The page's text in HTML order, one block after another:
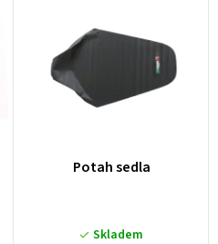
Potah sedla
Skladem